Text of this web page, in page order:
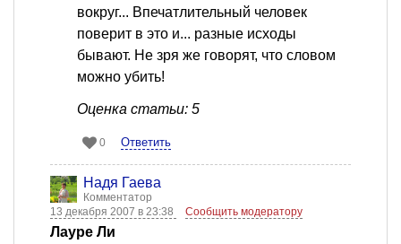
вокруг... Впечатлительный человек
поверит в это и... разные исходы
бывают. Не зря же говорят, что словом
можно убить!
Оценка статьи: 5
0 Ответить
Надя Гаева
Комментатор
13 декабря 2007 в 23:38
Сообщить модератору
Лауре Ли